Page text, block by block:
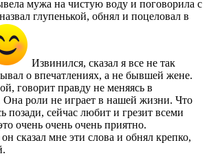
мужа на чистую воду и поговорила с
глупенькой, обнял и поцеловал в
Извинился, сказал я все не так
о впечатлениях, а не бывшей жене.
говорит правду не меняясь в
Она роли не играет в нашей жизни. Что
позади, сейчас любит и грезит всеми
очень очень очень приятно.
он сказал мне эти слова и обнял крепко,